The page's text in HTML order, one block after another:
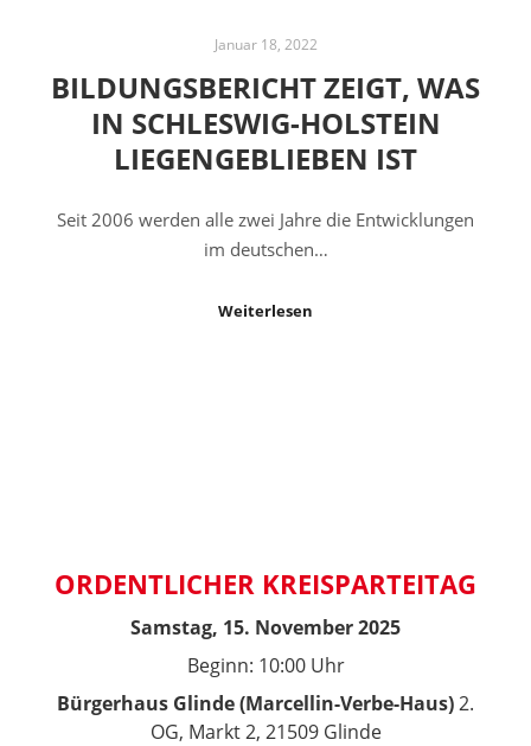
Januar 18, 2022
BILDUNGSBERICHT ZEIGT, WAS
IN SCHLESWIG-HOLSTEIN
LIEGENGEBLIEBEN IST
Seit 2006 werden alle zwei Jahre die Entwicklungen
im deutschen…
Weiterlesen
ORDENTLICHER KREISPARTEITAG
Samstag, 15. November 2025
Beginn: 10:00 Uhr
Bürgerhaus Glinde (Marcellin-Verbe-Haus)2.
OG, Markt 2, 21509 Glinde